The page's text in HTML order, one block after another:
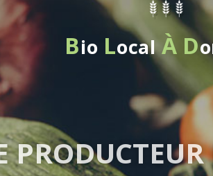
Bio LocalÀ D